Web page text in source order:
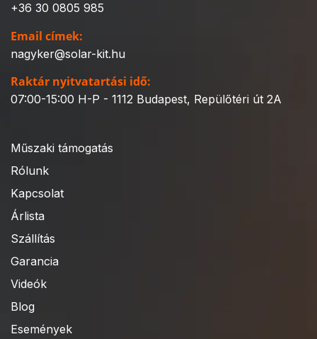
+36 30 0805 985
Email címek:
nagyker@solar-kit.hu
Raktár nyitvatartási idő:
07:00-15:00 H-P - 1112 Budapest, Repülőtéri út 2A
Műszaki támogatás
Rólunk
Kapcsolat
Árlista
Szállítás
Garancia
Videók
Blog
Események